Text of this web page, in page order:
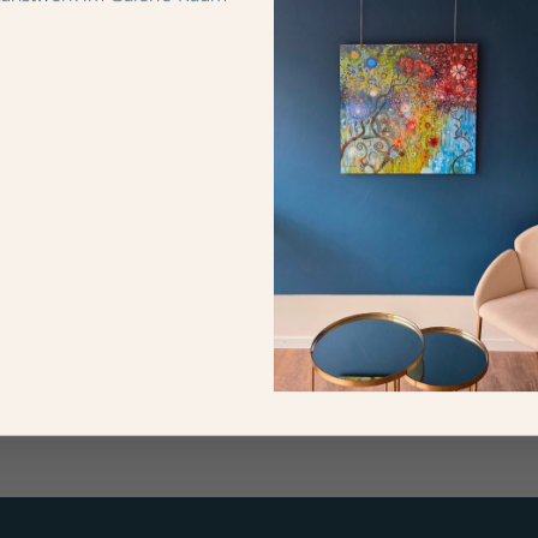
Suprematismus
Wassily Kandinsky